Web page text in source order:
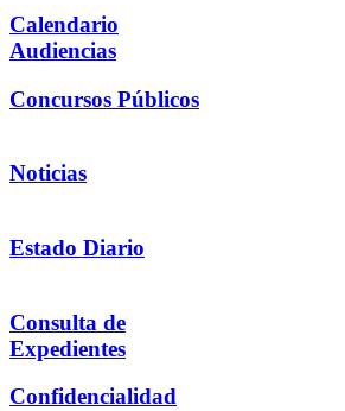
Calendario
Audiencias
Concursos Públicos
Noticias
Estado Diario
Consulta de
Expedientes
Confidencialidad